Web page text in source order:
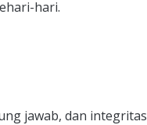
hari.
jawab, dan integritas